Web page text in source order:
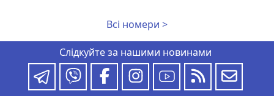
Всі номери >
Слідкуйте за нашими новинами